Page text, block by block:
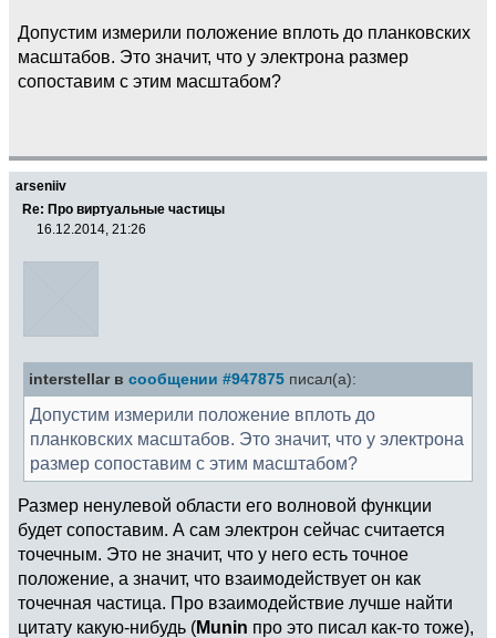
Допустим измерили положение вплоть до планковских
масштабов. Это значит, что у электрона размер
сопоставим с этим масштабом?
arseniiv
Re: Про виртуальные частицы
16.12.2014, 21:26
interstellar в сообщении #947875 писал(а):
Допустим измерили положение вплоть до
планковских масштабов. Это значит, что у электрона
размер сопоставим с этим масштабом?
Размер ненулевой области его волновой функции
будет сопоставим. А сам электрон сейчас считается
точечным. Это не значит, что у него есть точное
положение, а значит, что взаимодействует он как
точечная частица. Про взаимодействие лучше найти
цитату какую-нибудь (Munin про это писал как-то тоже),